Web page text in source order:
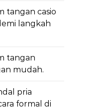
tangan casio
langkah
tangan
mudah.
pria
formal di